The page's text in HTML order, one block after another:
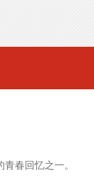
春回忆之一。